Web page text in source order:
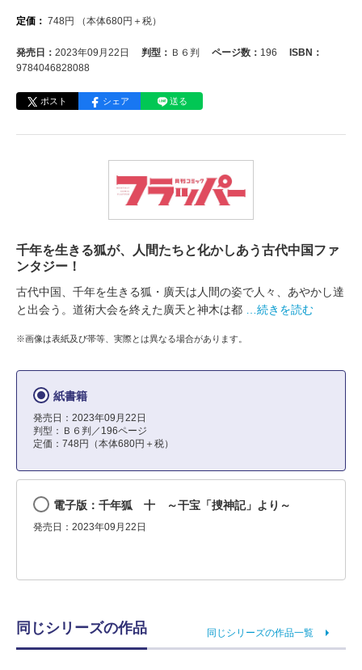
定価： 748円 （本体680円＋税）
発売日： 2023年09月22日 判型： Ｂ６判 ページ数： 196
ISBN：
9784046828088
ポスト シェア 送る
千年を生きる狐が、人間たちと化かしあう古代中国ファ
ンタジー！
古代中国、千年を生きる狐・廣天は人間の姿で人々、あやかし達
と出会う。道術大会を終えた廣天と神木は都
…続きを読む
※画像は表紙及び帯等、実際とは異なる場合があります。
紙書籍
発売日：2023年09月22日
判型：Ｂ６判／196ページ
定価：748円（本体680円＋税）
電子版：千年狐 十 ～干宝「捜神記」より～
発売日：2023年09月22日
同じシリーズの作品 同じシリーズの作品一覧